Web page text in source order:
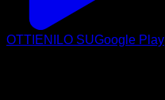
OTTIENILO SUGoogle Play